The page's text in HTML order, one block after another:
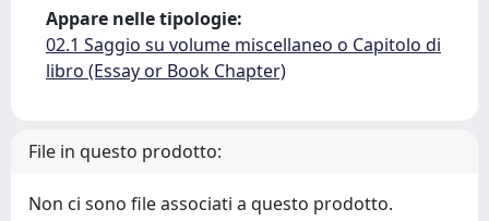
Appare nelle tipologie:
02.1 Saggio su volume miscellaneo o Capitolo di
libro (Essay or Book Chapter)
File in questo prodotto:
Non ci sono file associati a questo prodotto.